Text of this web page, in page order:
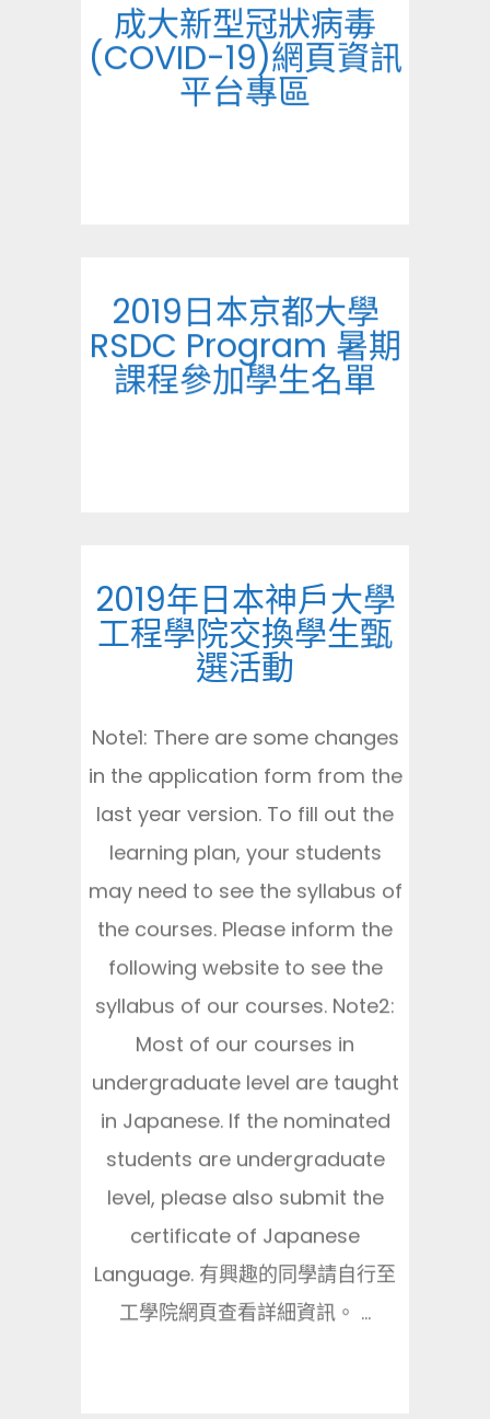
成大新型冠狀病毒
(COVID-19)網頁資訊
平台專區
2019日本京都大學
RSDC Program 暑期
課程參加學生名單
2019年日本神戶大學
工程學院交換學生甄
選活動
Note1: There are some changes
in the application form from the
last year version. To fill out the
learning plan, your students
may need to see the syllabus of
the courses. Please inform the
following website to see the
syllabus of our courses. Note2:
Most of our courses in
undergraduate level are taught
in Japanese. If the nominated
students are undergraduate
level, please also submit the
certificate of Japanese
Language. 有興趣的同學請自行至
工學院網頁查看詳細資訊。 ...